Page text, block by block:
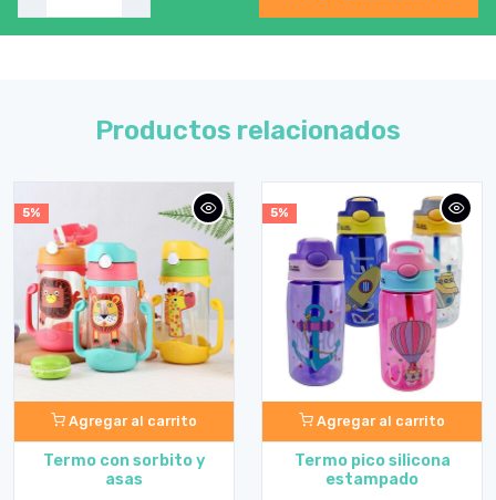
Productos relacionados
5%
Agregar al carrito
Termo con sorbito y
asas
5%
Agregar al carrito
Termo pico silicona
estampado